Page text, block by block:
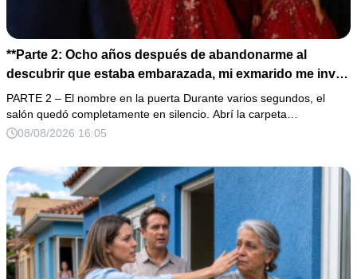
**Parte 2: Ocho años después de abandonarme al
descubrir que estaba embarazada, mi exmarido me invitó
a la cena de Navidad convencido de que podría burlarse
de la mujer a la que creía una fracasada y sin hijos. Lo
que jamás imaginó fue que esa noche sería él quien
PARTE 2 – El nombre en la puerta Durante varios segundos, el
salón quedó completamente en silencio. Abrí la carpeta…
08/08/2026 16:05